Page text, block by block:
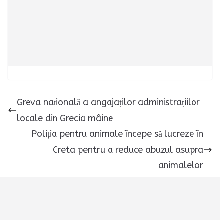
Greva națională a angajaților administrațiilor
locale din Grecia mâine
Poliția pentru animale începe să lucreze în
Creta pentru a reduce abuzul asupra
animalelor